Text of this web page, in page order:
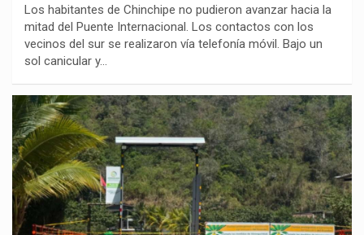
Los habitantes de Chinchipe no pudieron avanzar hacia la
mitad del Puente Internacional. Los contactos con los
vecinos del sur se realizaron vía telefonía móvil. Bajo un
sol canicular y…